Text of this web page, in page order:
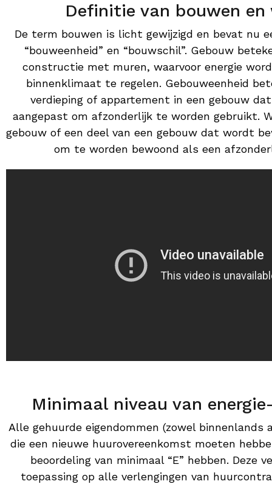
Definitie van bouwen en
De term bouwen is licht gewijzigd en bevat nu
“bouweenheid” en “bouwschil”. Gebouw
constructie met muren, waarvoor energie
binnenklimaat te regelen. Gebouweenheid
verdieping of appartement in een gebouw
aangepast om afzonderlijk te worden gebruikt.
gebouw of een deel van een gebouw dat wordt
om te worden bewoond als een
Minimaal niveau van
Alle gehuurde eigendommen (zowel binnenlands
die een nieuwe huurovereenkomst moeten
beoordeling van minimaal “E” hebben. Deze
toepassing op alle verlengingen van